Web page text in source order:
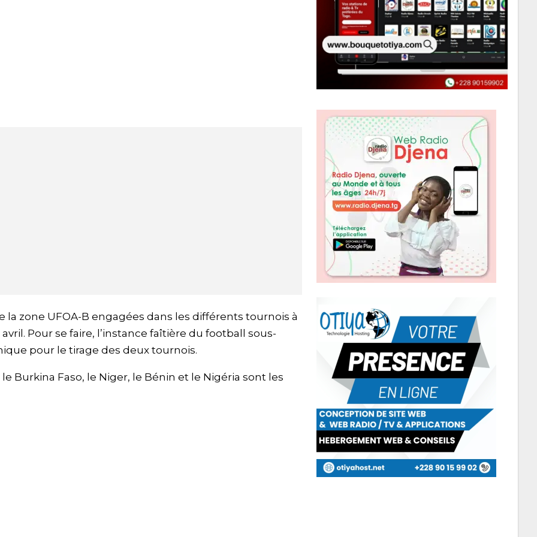
zone UFOA-B engagées dans les différents tournois à
Pour se faire, l’instance faîtière du football sous-
pour le tirage des deux tournois.
Burkina Faso, le Niger, le Bénin et le Nigéria sont les